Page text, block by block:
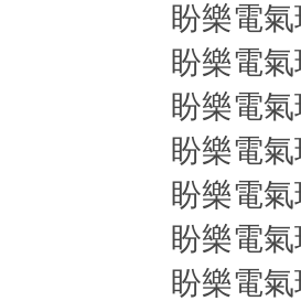
盼樂電
盼樂電
盼樂電
盼樂電
盼樂電
盼樂電
盼樂電